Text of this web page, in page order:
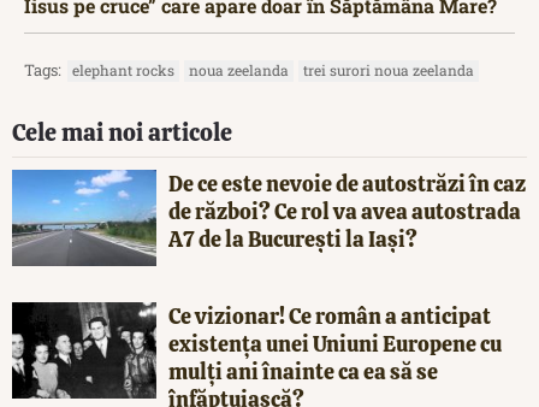
Iisus pe cruce” care apare doar în Săptămâna Mare?
Tags: elephant rocks noua zeelanda trei surori noua zeelanda
Cele mai noi articole
De ce este nevoie de autostrăzi în caz
de război? Ce rol va avea autostrada
A7 de la București la Iași?
Ce vizionar! Ce român a anticipat
existența unei Uniuni Europene cu
mulți ani înainte ca ea să se
înfăptuiască?